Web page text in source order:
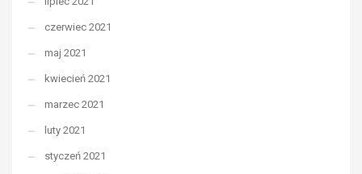
czerwiec 2021
maj 2021
kwiecień 2021
marzec 2021
luty 2021
styczeń 2021